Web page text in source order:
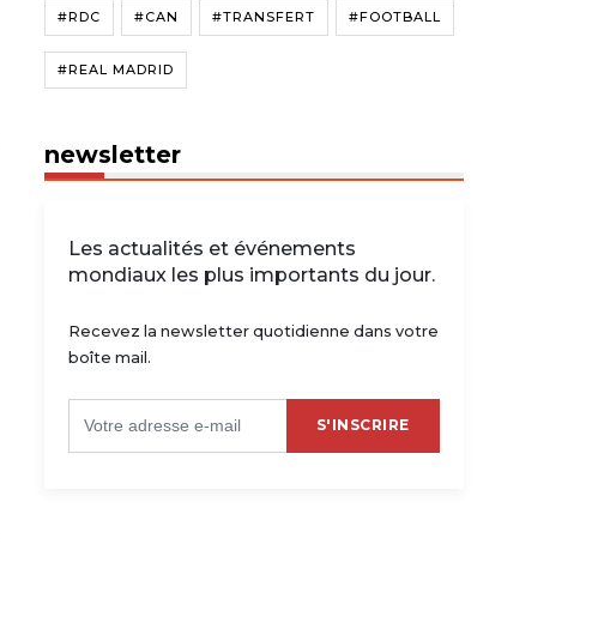
#RDC #CAN #TRANSFERT #FOOTBALL
#REAL MADRID
newsletter
Les actualités et événements
mondiaux les plus importants du jour.
Recevez la newsletter quotidienne dans votre
boîte mail.
S'INSCRIRE